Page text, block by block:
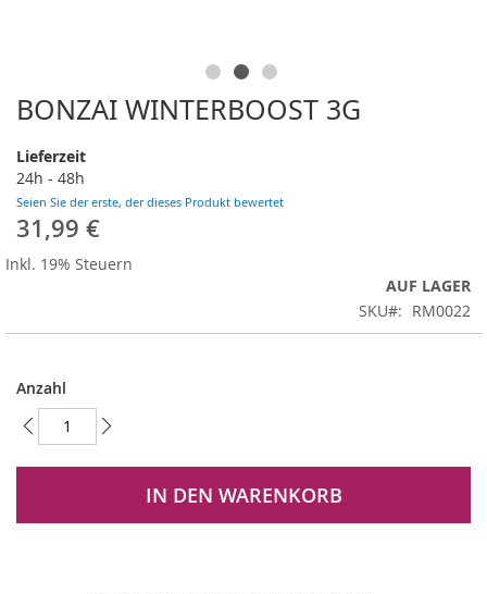
Zum
Anfang
der
Bildergalerie
springen
BONZAI WINTERBOOST 3G
Lieferzeit
24h - 48h
Seien Sie der erste, der dieses Produkt bewertet
31,99 €
Inkl. 19% Steuern
AUF LAGER
SKU
RM0022
Anzahl
IN DEN WARENKORB